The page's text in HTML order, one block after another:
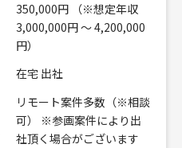
350,000円 （※想定年収
3,000,000円 ～ 4,200,000
円）
在宅 出社
リモート案件多数（※相談
可） ※参画案件により出
社頂く場合がございます